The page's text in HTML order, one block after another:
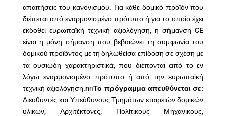
απαιτήσεις του κανονισμού. Για κάθε δομικό προϊόν που
διέπεται από εναρμονισμένο πρότυπο ή για το οποίο έχει
εκδοθεί ευρωπαϊκή τεχνική αξιολόγηση, η σήμανση CE
είναι η μόνη σήμανση που βεβαιώνει τη συμφωνία του
δομικού προϊόντος με τη δηλωθείσα επίδοση σε σχέση με
τα ουσιώδη χαρακτηριστικά, που διέπονται από το εν
λόγω εναρμονισμένο πρότυπο ή από την ευρωπαϊκή
τεχνική αξιολόγηση.nnΤο πρόγραμμα απευθύνεται σε:
Διευθυντές και Υπεύθυνους Τμημάτων εταιρειών δομικών
υλικών, Αρχιτέκτονες, Πολίτικους Μηχανικούς,